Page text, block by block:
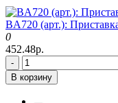
BA720 (арт.):
0
452.48р.
-
В корзину